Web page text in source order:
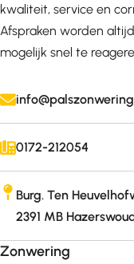
kwaliteit, service en
Afspraken worden
mogelijk snel te
0172-212054
Burg. Ten
2391 MB
Zonwering